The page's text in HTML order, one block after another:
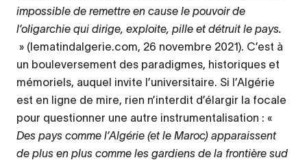
impossible de remettre en cause le pouvoir de
l’oligarchie qui dirige, exploite, pille et détruit le pays.
» (lematindalgerie.com, 26 novembre 2021). C’est à
un bouleversement des paradigmes, historiques et
mémoriels, auquel invite l’universitaire. Si l’Algérie
est en ligne de mire, rien n’interdit d’élargir la focale
pour questionner une autre instrumentalisation : «
Des pays comme l’Algérie (et le Maroc) apparaissent
de plus en plus comme les gardiens de la frontière sud